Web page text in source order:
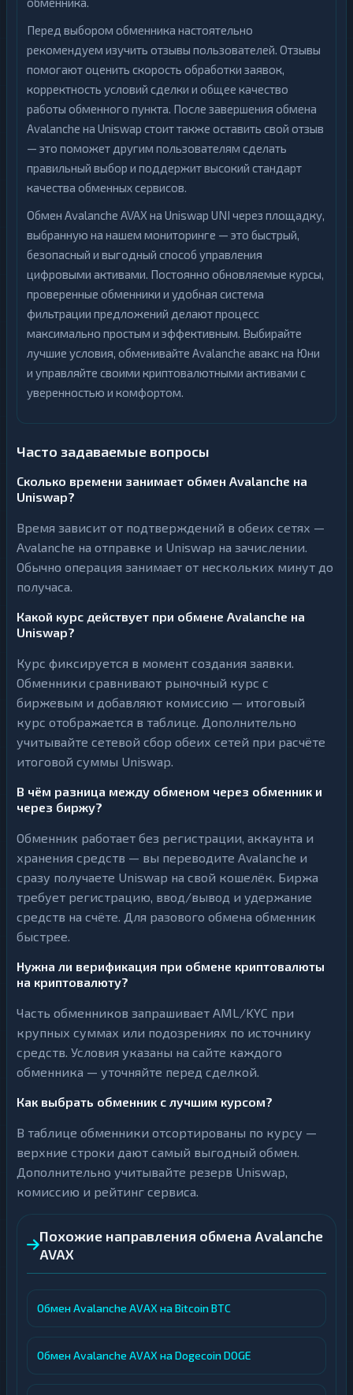
Перед выбором обменника настоятельно
рекомендуем изучить отзывы пользователей. Отзывы
помогают оценить скорость обработки заявок,
корректность условий сделки и общее качество
работы обменного пункта. После завершения обмена
Avalanche на Uniswap стоит также оставить свой отзыв
— это поможет другим пользователям сделать
правильный выбор и поддержит высокий стандарт
качества обменных сервисов.
Обмен Avalanche AVAX на Uniswap UNI через площадку,
выбранную на нашем мониторинге — это быстрый,
безопасный и выгодный способ управления
цифровыми активами. Постоянно обновляемые курсы,
проверенные обменники и удобная система
фильтрации предложений делают процесс
максимально простым и эффективным. Выбирайте
лучшие условия, обменивайте Avalanche авакс на Юни
и управляйте своими криптовалютными активами с
уверенностью и комфортом.
Часто задаваемые вопросы
Сколько времени занимает обмен Avalanche на
Uniswap?
Время зависит от подтверждений в обеих сетях —
Avalanche на отправке и Uniswap на зачислении.
Обычно операция занимает от нескольких минут до
получаса.
Какой курс действует при обмене Avalanche на
Uniswap?
Курс фиксируется в момент создания заявки.
Обменники сравнивают рыночный курс с
биржевым и добавляют комиссию — итоговый
курс отображается в таблице. Дополнительно
учитывайте сетевой сбор обеих сетей при расчёте
итоговой суммы Uniswap.
В чём разница между обменом через обменник и
через биржу?
Обменник работает без регистрации, аккаунта и
хранения средств — вы переводите Avalanche и
сразу получаете Uniswap на свой кошелёк. Биржа
требует регистрацию, ввод/вывод и удержание
средств на счёте. Для разового обмена обменник
быстрее.
Нужна ли верификация при обмене криптовалюты
на криптовалюту?
Часть обменников запрашивает AML/KYC при
крупных суммах или подозрениях по источнику
средств. Условия указаны на сайте каждого
обменника — уточняйте перед сделкой.
Как выбрать обменник с лучшим курсом?
В таблице обменники отсортированы по курсу —
верхние строки дают самый выгодный обмен.
Дополнительно учитывайте резерв Uniswap,
комиссию и рейтинг сервиса.
Похожие направления обмена Avalanche
AVAX
Обмен Avalanche AVAX на Bitcoin BTC
Обмен Avalanche AVAX на Dogecoin DOGE